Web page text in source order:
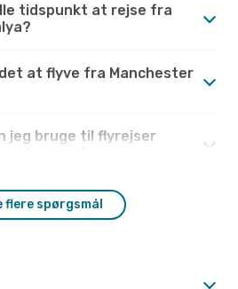
tidspunkt at rejse fra
at flyve fra Manchester
jeg bruge til flyrejser
flere spørgsmål